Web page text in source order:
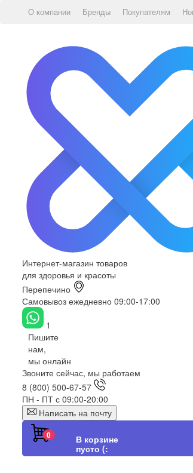
О компании Бренды Покупателям
Интернет-магазин товаров
для здоровья и красоты
Перепечино
Самовывоз ежедневно 09:00-17:00
1
Пишите
нам,
мы онлайн
Звоните сейчас, мы работаем
8 (800) 500-67-57
ПН - ПТ с 09:00-20:00
Написать на почту
0
В корзине
пусто (: